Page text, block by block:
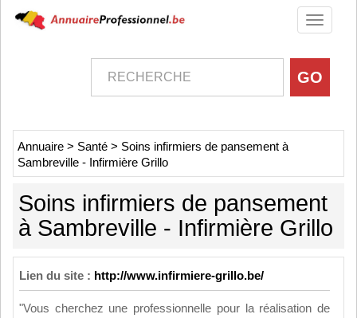
Toggle
Annuaire > Santé > Soins infirmiers de pansement à
Sambreville - Infirmière Grillo
Soins infirmiers de pansement
à Sambreville - Infirmière Grillo
Lien du site : http://www.infirmiere-grillo.be/
"Vous cherchez une professionnelle pour la réalisation de